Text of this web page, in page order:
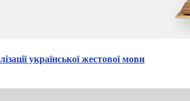
української жестової мови